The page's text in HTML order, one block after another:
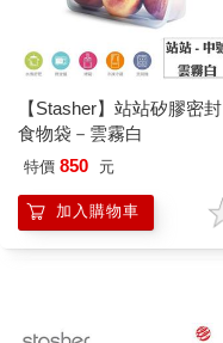
【Stasher】站站矽膠密封
食物袋－雲霧白
特價 850 元
加入購物車